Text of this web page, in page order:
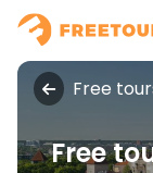
Free
Free